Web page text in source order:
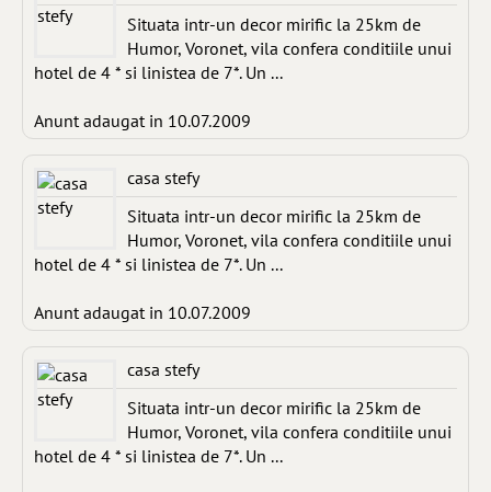
Situata intr-un decor mirific la 25km de
Humor, Voronet, vila confera conditiile unui
hotel de 4 * si linistea de 7*. Un ...
Anunt adaugat in 10.07.2009
casa stefy
Situata intr-un decor mirific la 25km de
Humor, Voronet, vila confera conditiile unui
hotel de 4 * si linistea de 7*. Un ...
Anunt adaugat in 10.07.2009
casa stefy
Situata intr-un decor mirific la 25km de
Humor, Voronet, vila confera conditiile unui
hotel de 4 * si linistea de 7*. Un ...